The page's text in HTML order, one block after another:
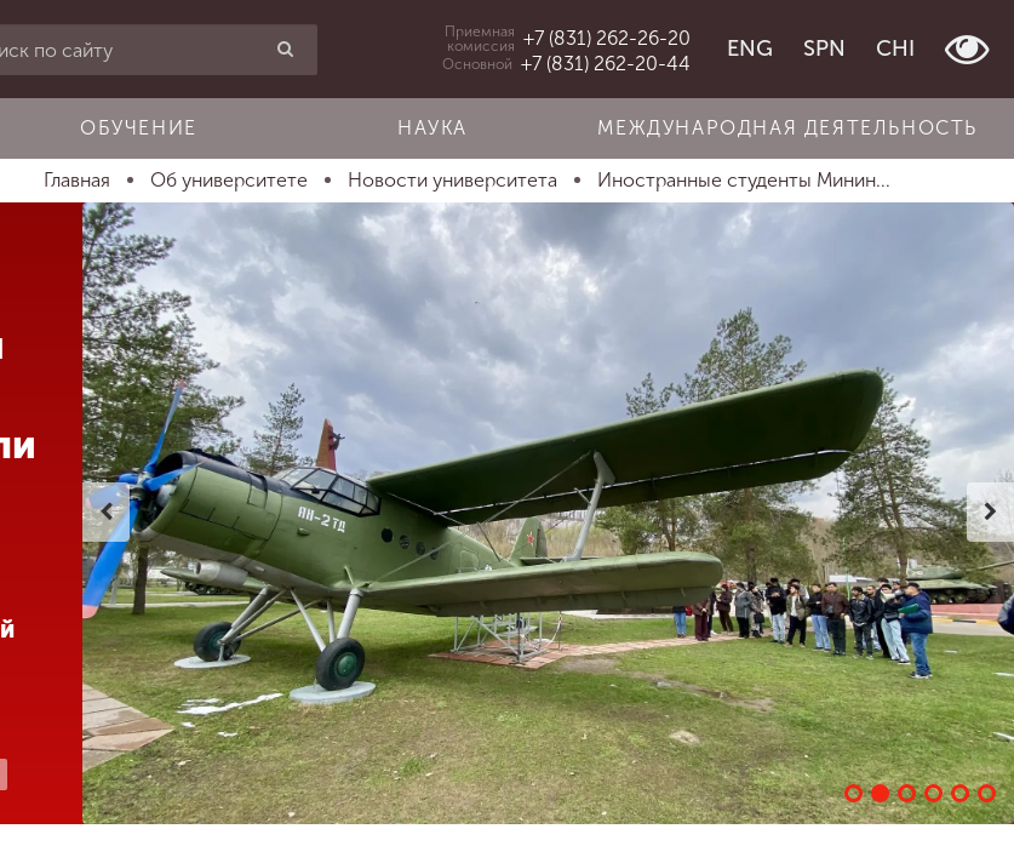
Приемная
комиссия +7 (831) 262-26-20
Основной +7 (831) 262-20-44
ENG SPN CHI
ОБУЧЕНИЕ НАУКА МЕЖДУНАРОДНАЯ ДЕЯТЕЛЬНОСТЬ
Главная Об университете Новости университета Иностранные студенты Минин...